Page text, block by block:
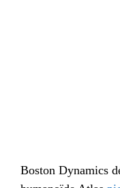
Boston Dynamics